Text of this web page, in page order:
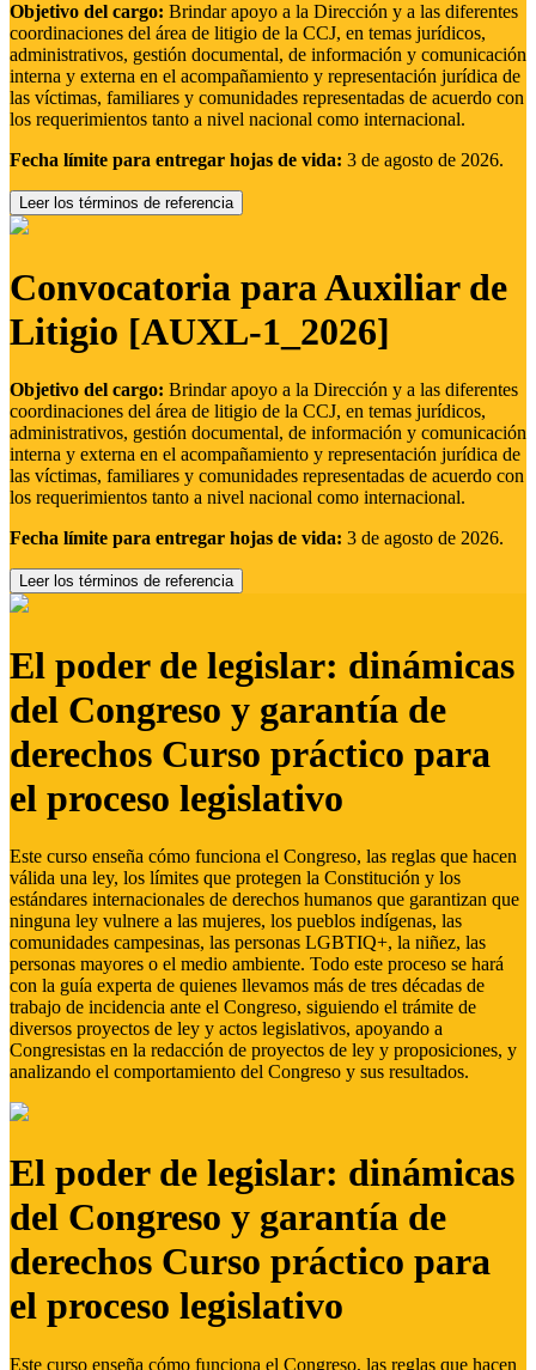
Objetivo del cargo: Brindar apoyo a la Dirección y a las diferentes
coordinaciones del área de litigio de la CCJ, en temas jurídicos,
administrativos, gestión documental, de información y comunicación
interna y externa en el acompañamiento y representación jurídica de
las víctimas, familiares y comunidades representadas de acuerdo con
los requerimientos tanto a nivel nacional como internacional.
Fecha límite para entregar hojas de vida: 3 de agosto de 2026.
Leer los términos de referencia
Convocatoria para Auxiliar de
Litigio [AUXL-1_2026]
Objetivo del cargo: Brindar apoyo a la Dirección y a las diferentes
coordinaciones del área de litigio de la CCJ, en temas jurídicos,
administrativos, gestión documental, de información y comunicación
interna y externa en el acompañamiento y representación jurídica de
las víctimas, familiares y comunidades representadas de acuerdo con
los requerimientos tanto a nivel nacional como internacional.
Fecha límite para entregar hojas de vida: 3 de agosto de 2026.
Leer los términos de referencia
El poder de legislar: dinámicas
del Congreso y garantía de
derechos Curso práctico para
el proceso legislativo
Este curso enseña cómo funciona el Congreso, las reglas que hacen
válida una ley, los límites que protegen la Constitución y los
estándares internacionales de derechos humanos que garantizan que
ninguna ley vulnere a las mujeres, los pueblos indígenas, las
comunidades campesinas, las personas LGBTIQ+, la niñez, las
personas mayores o el medio ambiente. Todo este proceso se hará
con la guía experta de quienes llevamos más de tres décadas de
trabajo de incidencia ante el Congreso, siguiendo el trámite de
diversos proyectos de ley y actos legislativos, apoyando a
Congresistas en la redacción de proyectos de ley y proposiciones, y
analizando el comportamiento del Congreso y sus resultados.
El poder de legislar: dinámicas
del Congreso y garantía de
derechos Curso práctico para
el proceso legislativo
Este curso enseña cómo funciona el Congreso, las reglas que hacen